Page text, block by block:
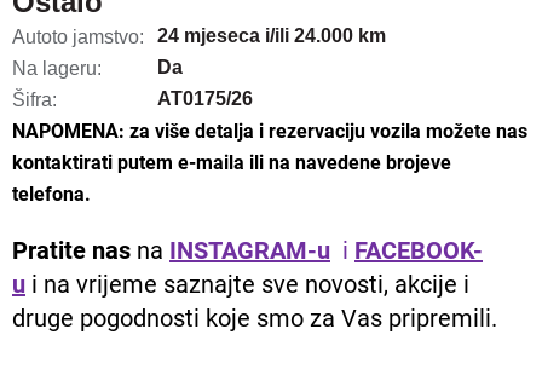
Autoto jamstvo:
24 mjeseca i/ili 24.000 km
Na lageru:
Da
Šifra:
AT0175/26
NAPOMENA: za više detalja i rezervaciju vozila možete nas
kontaktirati putem e-maila ili na navedene brojeve
telefona.
Pratite nas na INSTAGRAM-u i FACEBOOK-
u i na vrijeme saznajte sve novosti, akcije i
druge pogodnosti koje smo za Vas pripremili.